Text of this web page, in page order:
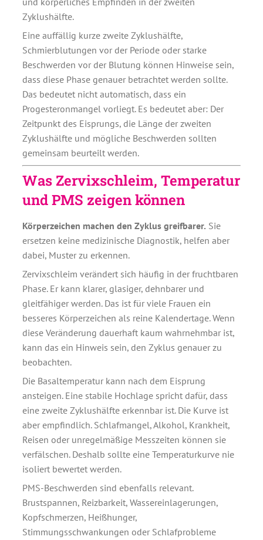
Zyklushälfte.
Eine auffällig kurze zweite Zyklushälfte,
Schmierblutungen vor der Periode oder starke
Beschwerden vor der Blutung können Hinweise sein,
dass diese Phase genauer betrachtet werden sollte.
Das bedeutet nicht automatisch, dass ein
Progesteronmangel vorliegt. Es bedeutet aber: Der
Zeitpunkt des Eisprungs, die Länge der zweiten
Zyklushälfte und mögliche Beschwerden sollten
gemeinsam beurteilt werden.
Was Zervixschleim, Temperatur
und PMS zeigen können
Körperzeichen machen den Zyklus greifbarer. Sie
ersetzen keine medizinische Diagnostik, helfen aber
dabei, Muster zu erkennen.
Zervixschleim verändert sich häufig in der fruchtbaren
Phase. Er kann klarer, glasiger, dehnbarer und
gleitfähiger werden. Das ist für viele Frauen ein
besseres Körperzeichen als reine Kalendertage. Wenn
diese Veränderung dauerhaft kaum wahrnehmbar ist,
kann das ein Hinweis sein, den Zyklus genauer zu
beobachten.
Die Basaltemperatur kann nach dem Eisprung
ansteigen. Eine stabile Hochlage spricht dafür, dass
eine zweite Zyklushälfte erkennbar ist. Die Kurve ist
aber empfindlich. Schlafmangel, Alkohol, Krankheit,
Reisen oder unregelmäßige Messzeiten können sie
verfälschen. Deshalb sollte eine Temperaturkurve nie
isoliert bewertet werden.
PMS-Beschwerden sind ebenfalls relevant.
Brustspannen, Reizbarkeit, Wassereinlagerungen,
Kopfschmerzen, Heißhunger,
Stimmungsschwankungen oder Schlafprobleme